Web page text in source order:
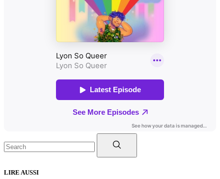
for:
LIRE AUSSI